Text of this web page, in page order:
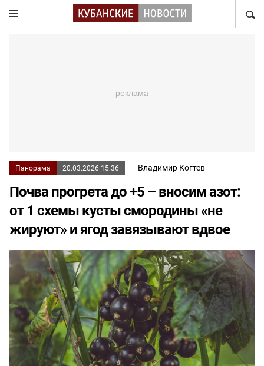
Панорама 20.03.2026 15:36 Владимир Когтев
Почва прогрета до +5 – вносим азот:
от 1 схемы кусты смородины «не
жируют» и ягод завязывают вдвое